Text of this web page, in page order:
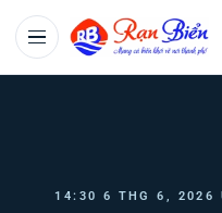
14:30 6 THG 6, 2026